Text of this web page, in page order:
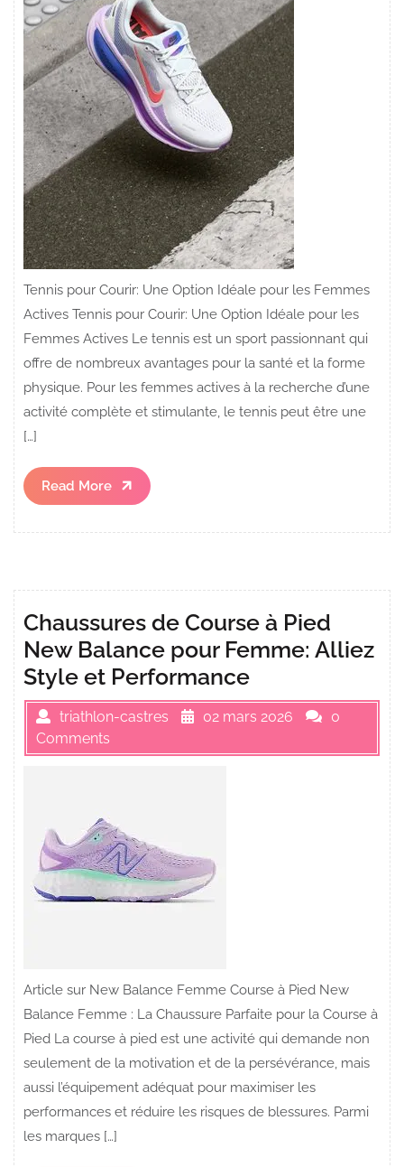
Tennis pour Courir: Une Option Idéale pour les Femmes
Actives Tennis pour Courir: Une Option Idéale pour les
Femmes Actives Le tennis est un sport passionnant qui
offre de nombreux avantages pour la santé et la forme
physique. Pour les femmes actives à la recherche d’une
activité complète et stimulante, le tennis peut être une
[…]
Read More
Read
More
Chaussures de Course à Pied
New Balance pour Femme: Alliez
Style et Performance
triathlon-castres 02 mars 2026
0
Comments
Article sur New Balance Femme Course à Pied New
Balance Femme : La Chaussure Parfaite pour la Course à
Pied La course à pied est une activité qui demande non
seulement de la motivation et de la persévérance, mais
aussi l’équipement adéquat pour maximiser les
performances et réduire les risques de blessures. Parmi
les marques […]